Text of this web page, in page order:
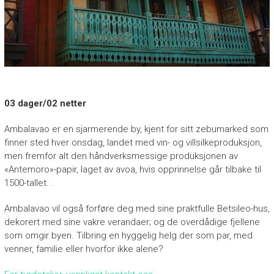
P
H
A
I
A
“
N
o
v
e
a
u
03 dager/02 netter
Ambalavao er en sjarmerende by, kjent for sitt zebumarked som
finner sted hver onsdag, landet med vin- og villsilkeproduksjon,
men fremfor alt den håndverksmessige produksjonen av
«Antemoro»-papir, laget av avoa, hvis opprinnelse går tilbake til
1500-tallet. .
Ambalavao vil også forføre deg med sine praktfulle Betsileo-hus,
dekorert med sine vakre verandaer; og de overdådige fjellene
som omgir byen. Tilbring en hyggelig helg der som par, med
venner, familie eller hvorfor ikke alene?